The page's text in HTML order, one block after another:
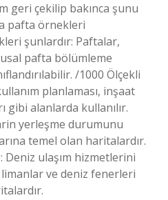
geri çekilip bakınca şunu
pafta örnekleri
şunlardır: Paftalar,
pafta bölümleme
/1000 Ölçekli
planlaması, inşaat
gibi alanlarda kullanılır.
yerleşme durumunu
temel olan haritalardır.
Deniz ulaşım hizmetlerini
ve deniz fenerleri